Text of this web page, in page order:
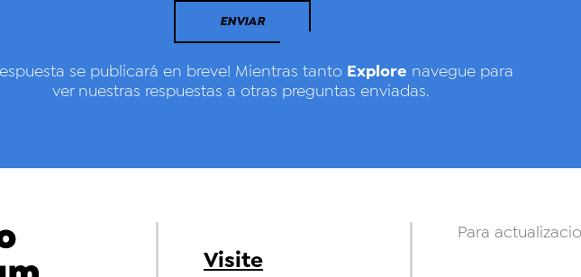
ENVIAR
se publicará en breve! Mientras tanto Explore navegue para
ver nuestras respuestas a otras preguntas enviadas.
Visite
Para